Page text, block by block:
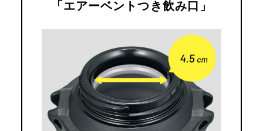
「エアーベントつき飲み口」